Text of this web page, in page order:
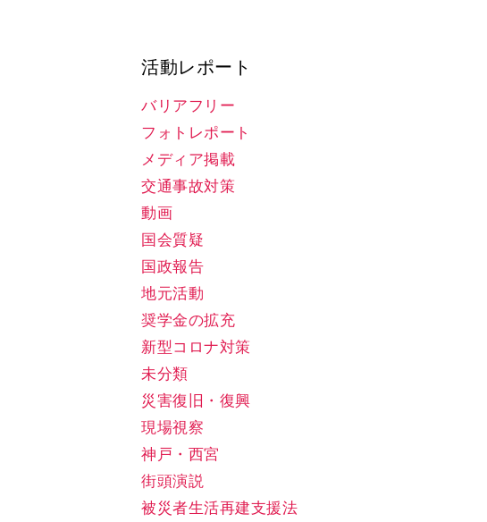
活動レポート
バリアフリー
フォトレポート
メディア掲載
交通事故対策
動画
国会質疑
国政報告
地元活動
奨学金の拡充
新型コロナ対策
未分類
災害復旧・復興
現場視察
神戸・西宮
街頭演説
被災者生活再建支援法